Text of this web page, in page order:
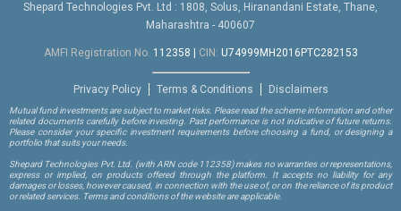
Shepard Technologies Pvt. Ltd : 1808, Solus, Hiranandani Estate, Thane,
Maharashtra - 400607
AMFI Registration No. 112358 CIN: U74999MH2016PTC282153
Privacy Policy Terms & Conditions Disclaimers
Mutual fund investments are subject to market risks. Please read the scheme information and other
related documents carefully before investing. Past performance is not indicative of future returns.
Please consider your specific investment requirements before choosing a fund, or designing a
portfolio that suits your needs.
Shepard Technologies Pvt. Ltd. (with ARN code 112358)makes no warranties or representations,
express or implied, on products offered through the platform. It accepts no liability for any
damages or losses, however caused, in connection with the use of, or on the reliance of its product
or related services. Terms and conditions of the website are applicable.